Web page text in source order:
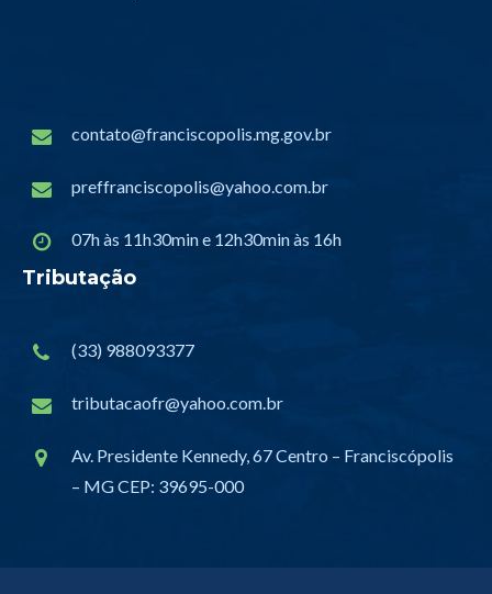
contato@franciscopolis.mg.gov.br
preffranciscopolis@yahoo.com.br
07h às 11h30min e 12h30min às 16h
Tributação
(33) 988093377
tributacaofr@yahoo.com.br
Av. Presidente Kennedy, 67 Centro – Franciscópolis
– MG CEP: 39695-000